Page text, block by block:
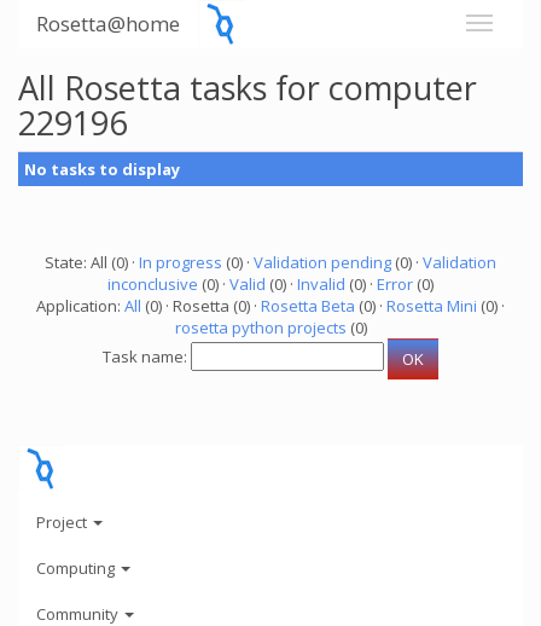
Rosetta@home
All Rosetta tasks for computer
229196
No tasks to display
State: All (0) · In progress (0) · Validation pending (0) · Validation
inconclusive (0) · Valid (0) · Invalid (0) · Error (0)
Application: All (0) · Rosetta (0) · Rosetta Beta (0) · Rosetta Mini (0) ·
rosetta python projects (0)
Task name:
Project
Computing
Community